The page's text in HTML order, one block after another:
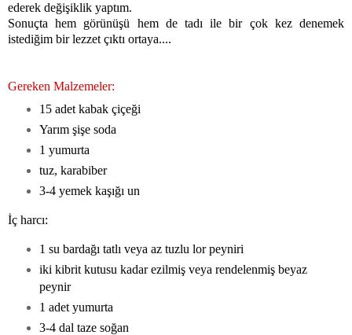
ederek değişiklik yaptım.
Sonuçta hem görünüşü hem de tadı ile bir çok kez denemek
istediğim bir lezzet çıktı ortaya....
Gereken Malzemeler:
15 adet kabak çiçeği
Yarım şişe soda
1 yumurta
tuz, karabiber
3-4 yemek kaşığı un
İç harcı:
1 su bardağı tatlı veya az tuzlu lor peyniri
iki kibrit kutusu kadar ezilmiş veya rendelenmiş beyaz
peynir
1 adet yumurta
3-4 dal taze soğan